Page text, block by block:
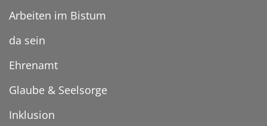
Arbeiten im Bistum
da sein
Ehrenamt
Glaube & Seelsorge
Inklusion